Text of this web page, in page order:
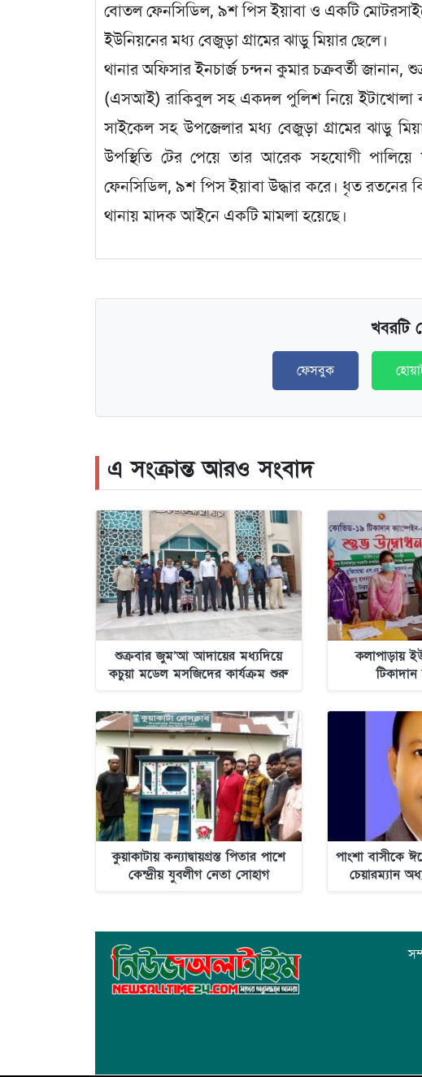
বোতল ফেনসিডিল, ৯শ পিস ইয়াবা ও একটি
ইউনিয়নের মধ্য বেজুড়া গ্রামের ঝাড়ু মিয়ার ছেলে।
থানার অফিসার ইনচার্জ চন্দন কুমার চক্রবর্তী
(এসআই) রাকিবুল সহ একদল পুলিশ নিয়ে ইটাখোলা
সাইকেল সহ উপজেলার মধ্য বেজুড়া গ্রামের ঝাড়ু
উপস্থিতি টের পেয়ে তার আরেক সহযোগী
ফেনসিডিল, ৯শ পিস ইয়াবা উদ্ধার করে। ধৃত রতনের
থানায় মাদক আইনে একটি মামলা হয়েছে।
খবরটি
ফেসবুক
এ সংক্রান্ত আরও সংবাদ
শুক্রবার জুম’আ আদায়ের মধ্যদিয়ে
কচুয়া মডেল মসজিদের কার্যক্রম শুরু
কলাপাড়ায়
কুয়াকাটায় কন্যাদ্বায়গ্রস্ত পিতার পাশে
কেন্দ্রীয় যুবলীগ নেতা সোহাগ
পাংশা বাসীকে
চেয়ারম্যান